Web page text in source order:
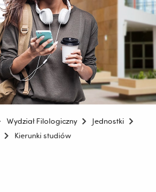
Wydział Filologiczny
Jednostki
Kierunki studiów